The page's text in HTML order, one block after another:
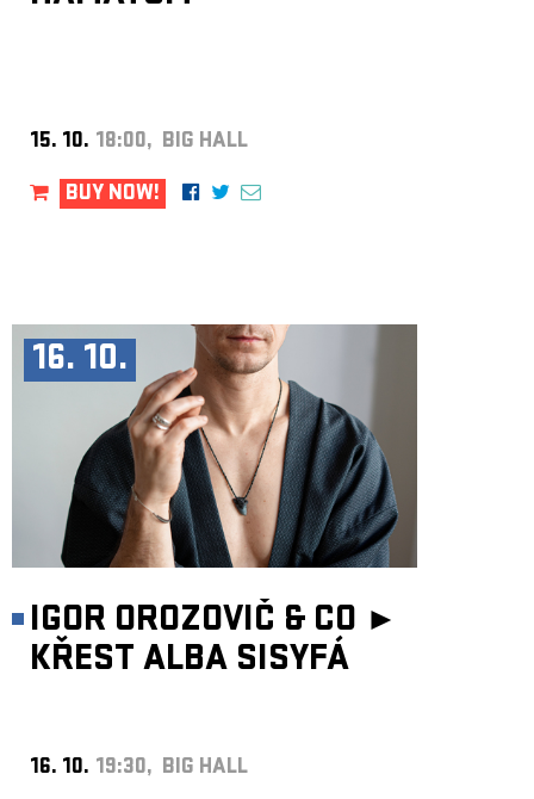
15. 10. 18:00, BIG HALL
BUY NOW!
16. 10.
IGOR OROZOVIČ & CO ►
KŘEST ALBA SISYFÁ
16. 10. 19:30, BIG HALL